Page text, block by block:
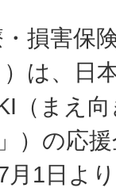
損害保
）は、日
（まえ
）の応
月1日よ